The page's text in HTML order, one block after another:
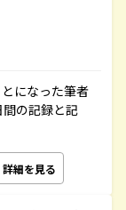
になった筆者
の記録と記
詳細を見る